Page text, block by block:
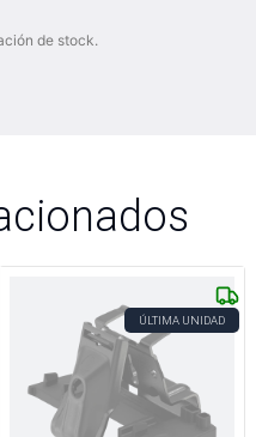
de stock.
ÚLTIMA UNIDAD